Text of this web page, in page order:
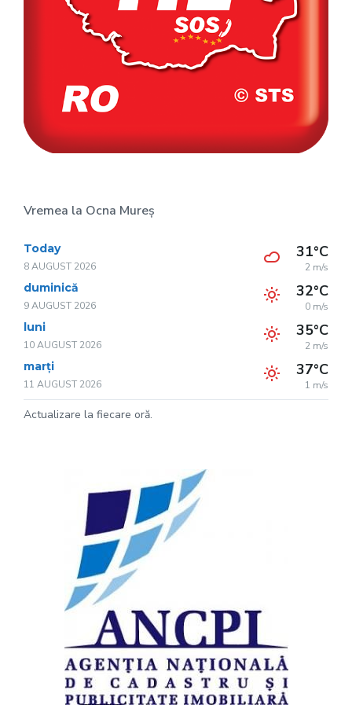
Vremea la Ocna Mureș
Today
8 AUGUST 2026
31°C
2 m/s
duminică
9 AUGUST 2026
32°C
0 m/s
luni
10 AUGUST 2026
35°C
2 m/s
marți
11 AUGUST 2026
37°C
1 m/s
Actualizare la fiecare oră.